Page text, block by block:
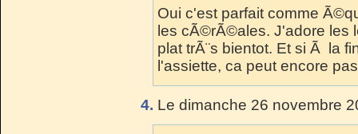
Oui c'est parfait comme
les cÃ©rÃ©ales. J'adore les
plat trÃ¨s bientot. Et si Ã la
l'assiette, ca peut encore
4. Le dimanche 26 novembre